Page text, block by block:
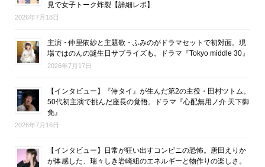
見で女子トーク炸裂【詳細レポ】
2026年7月18日
主演・仲里依紗と主題歌・ふみのがドラマセットで初対面。現
場ではのんの誕生日サプライズも。ドラマ『Tokyo middle 30』
2026年7月17日
【インタビュー】『侍タイ』が生んだ第2の主役・田村ツトム。
50代初主演で挑んだ座長の覚悟。ドラマ『心配無用ノ介 天下御
免』
2026年7月16日
【インタビュー】日常が狂い出すコンビニの恐怖。唐田えりか
が体感した、瑞々しき岩崎組のエネルギーと物作りの楽しさ。